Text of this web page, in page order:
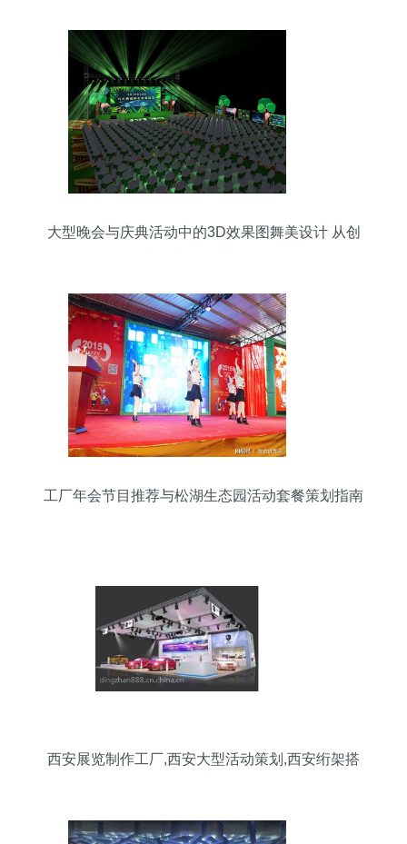
大型晚会与庆典活动中的3D效果图舞美设计 从创
工厂年会节目推荐与松湖生态园活动套餐策划指南
西安展览制作工厂,西安大型活动策划,西安绗架搭